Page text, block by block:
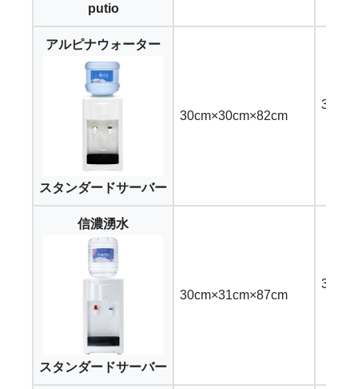
putio
アルピナウォーター
スタンダードサーバー
30cm×30cm×82cm
3,113
信濃湧水
スタンダードサーバー
30cm×31cm×87cm
3,240